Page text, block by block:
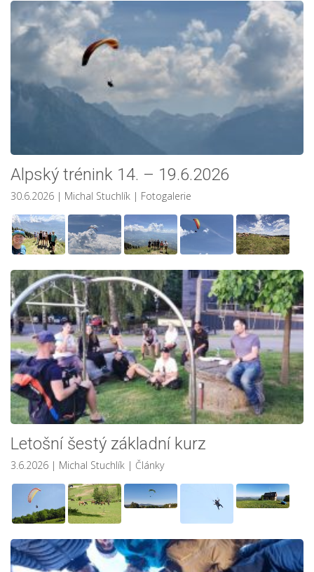
Alpský trénink 14. – 19.6.2026
30.6.2026 | Michal Stuchlík | Fotogalerie
Letošní šestý základní kurz
3.6.2026 | Michal Stuchlík | Články